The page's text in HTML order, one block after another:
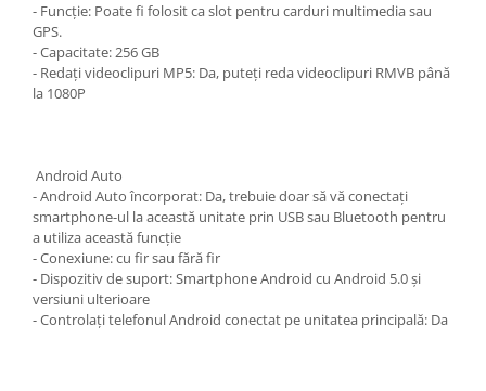
- Funcție: Poate fi folosit ca slot pentru carduri multimedia sau
GPS.
- Capacitate: 256 GB
- Redați videoclipuri MP5: Da, puteți reda videoclipuri RMVB până
la 1080P
Android Auto
- Android Auto încorporat: Da, trebuie doar să vă conectați
smartphone-ul la această unitate prin USB sau Bluetooth pentru
a utiliza această funcție
- Conexiune: cu fir sau fără fir
- Dispozitiv de suport: Smartphone Android cu Android 5.0 și
versiuni ulterioare
- Controlați telefonul Android conectat pe unitatea principală: Da